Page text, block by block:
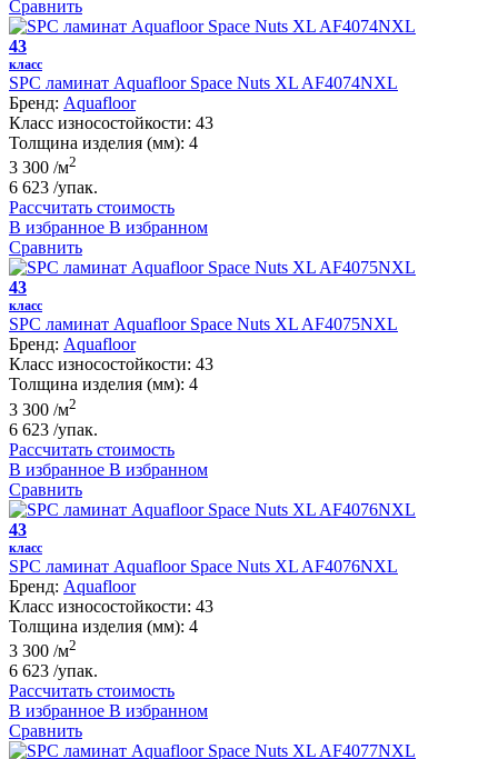
Сравнить
43
класс
SPC ламинат Aquafloor Space Nuts XL AF4074NXL
Бренд: Aquafloor
Класс износостойкости: 43
Толщина изделия (мм): 4
3 300 /м2
6 623 /упак.
Рассчитать стоимость
В избранное В избранном
Сравнить
43
класс
SPC ламинат Aquafloor Space Nuts XL AF4075NXL
Бренд: Aquafloor
Класс износостойкости: 43
Толщина изделия (мм): 4
3 300 /м2
6 623 /упак.
Рассчитать стоимость
В избранное В избранном
Сравнить
43
класс
SPC ламинат Aquafloor Space Nuts XL AF4076NXL
Бренд: Aquafloor
Класс износостойкости: 43
Толщина изделия (мм): 4
3 300 /м2
6 623 /упак.
Рассчитать стоимость
В избранное В избранном
Сравнить